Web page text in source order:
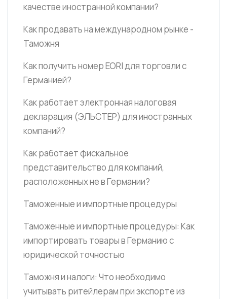
качестве иностранной компании?
Как продавать на международном рынке -
Таможня
Как получить номер EORI для торговли с
Германией?
Как работает электронная налоговая
декларация (ЭЛЬСТЕР) для иностранных
компаний?
Как работает фискальное
представительство для компаний,
расположенных не в Германии?
Таможенные и импортные процедуры
Таможенные и импортные процедуры: Как
импортировать товары в Германию с
юридической точностью
Таможня и налоги: Что необходимо
учитывать ритейлерам при экспорте из